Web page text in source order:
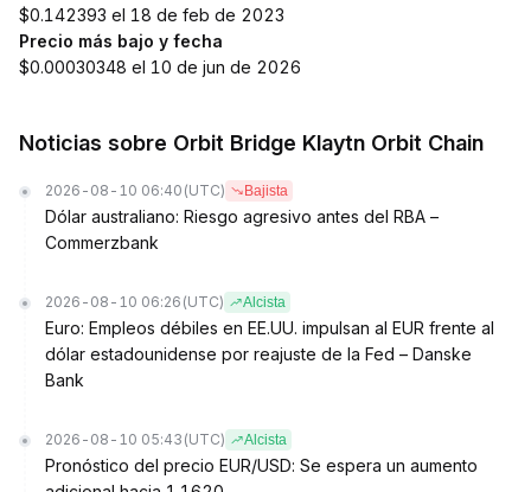
$0.142393 el 18 de feb de 2023
Precio más bajo y fecha
$0.00030348 el 10 de jun de 2026
Noticias sobre Orbit Bridge Klaytn Orbit Chain
2026-08-10 06:40 (UTC) Bajista
Dólar australiano: Riesgo agresivo antes del RBA –
Commerzbank
2026-08-10 06:26 (UTC) Alcista
Euro: Empleos débiles en EE.UU. impulsan al EUR frente al
dólar estadounidense por reajuste de la Fed – Danske
Bank
2026-08-10 05:43 (UTC) Alcista
Pronóstico del precio EUR/USD: Se espera un aumento